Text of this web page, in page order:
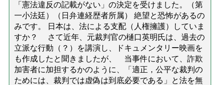
「憲法違反の記載がない」の決定を受けました。（第
一小法廷）（日弁連経歴者所属） 絶望と恐怖があるの
みです。 日本は、法による支配（人権擁護）していま
すか？ さて近年、元裁判官の樋口英明氏は、過去の
立派な行動（？）を講演し、ドキュメンタリー映画を
も作成したと聞きましたが、 当事件において、詐欺
加害者に加担するかのように、「適正，公平な裁判の
ためには、裁判では虚偽は到底必要である」と法を無